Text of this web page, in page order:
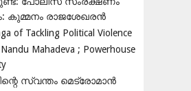
രാജശേഖരൻ
of Tackling Political Violence
Mahadeva ; Powerhouse
സ്വന്തം മെട്രോമാൻ